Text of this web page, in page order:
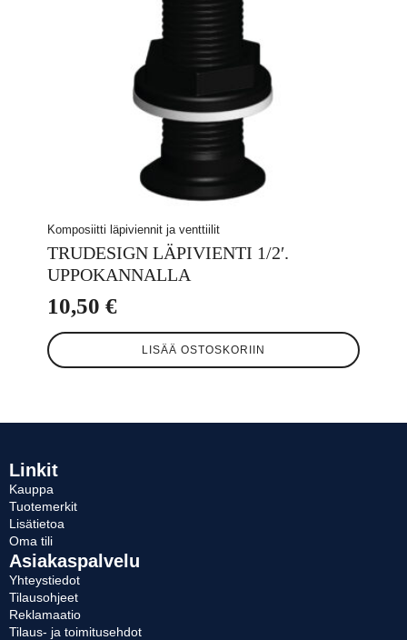
Komposiitti läpiviennit ja venttiilit
TRUDESIGN LÄPIVIENTI 1/2′.
UPPOKANNALLA
10,50 €
LISÄÄ OSTOSKORIIN
Linkit
Kauppa
Tuotemerkit
Lisätietoa
Oma tili
Asiakaspalvelu
Yhteystiedot
Tilausohjeet
Reklamaatio
Tilaus- ja toimitusehdot